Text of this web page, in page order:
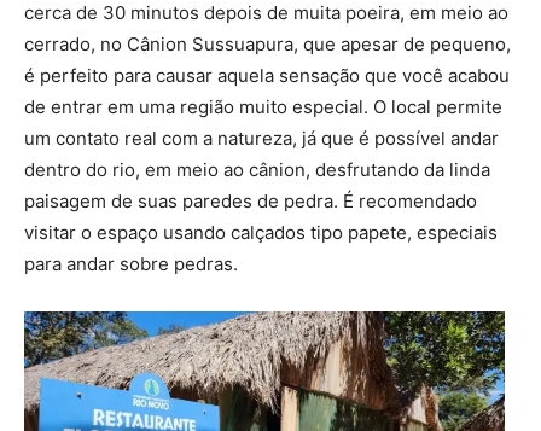
cerca de 30 minutos depois de muita poeira, em meio ao
cerrado, no Cânion Sussuapura, que apesar de pequeno,
é perfeito para causar aquela sensação que você acabou
de entrar em uma região muito especial. O local permite
um contato real com a natureza, já que é possível andar
dentro do rio, em meio ao cânion, desfrutando da linda
paisagem de suas paredes de pedra. É recomendado
visitar o espaço usando calçados tipo papete, especiais
para andar sobre pedras.